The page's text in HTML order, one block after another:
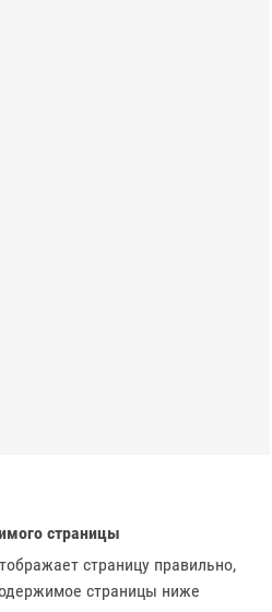
страницы
страницу правильно,
страницы ниже